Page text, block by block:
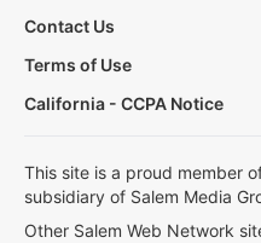
Contact Us
Terms of Use
California - CCPA Notice
This site is a proud member
subsidiary of Salem Media
Other Salem Web Network